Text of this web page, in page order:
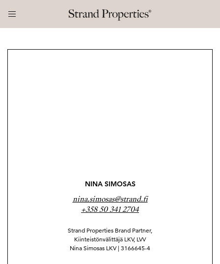
NINA SIMOSAS
nina.simosas@strand.fi
+358 50 341 2704
Strand Properties Brand Partner,
Kiinteistönvälittäjä LKV, LVV
Nina Simosas LKV | 3166645-4